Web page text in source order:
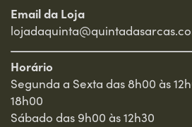
Email da Loja
Horário
Segunda a Sexta das 8h00 às
18h00
Sábado das 9h00 às 12h30